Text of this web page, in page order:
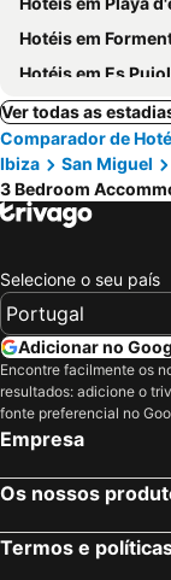
Hotéis em
Hotéis em Es
Ver todas as
Comparador de
Ibiza
San Miguel
3 Bedroom
Selecione o seu país
Adicionar no
Encontre facilmente os
resultados: adicione o
fonte preferencial no
Empresa
Os nossos
Termos e